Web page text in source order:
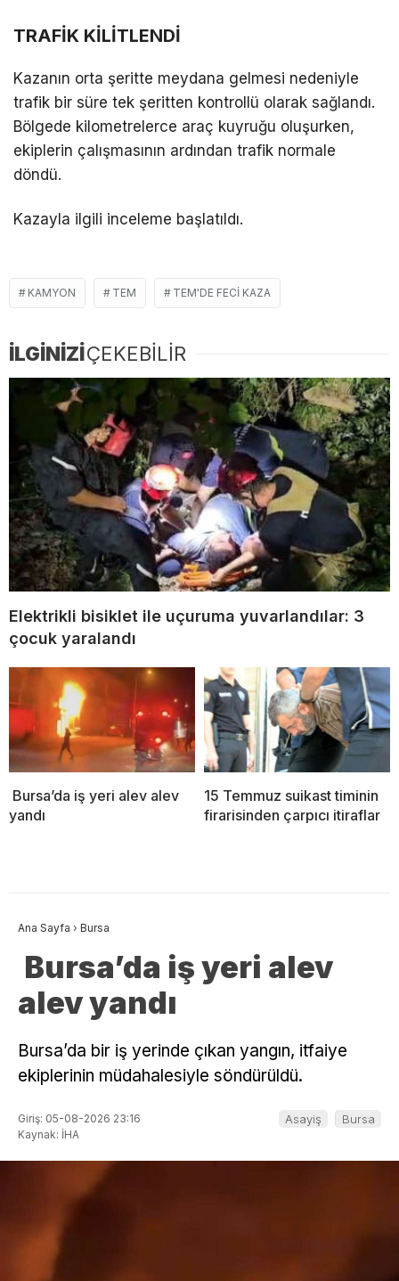
TRAFİK KİLİTLENDİ
Kazanın orta şeritte meydana gelmesi nedeniyle
trafik bir süre tek şeritten kontrollü olarak sağlandı.
Bölgede kilometrelerce araç kuyruğu oluşurken,
ekiplerin çalışmasının ardından trafik normale
döndü.
Kazayla ilgili inceleme başlatıldı.
KAMYON TEM TEM'DE FECI KAZA
İLGİNİZİÇEKEBİLİR
Elektrikli bisiklet ile uçuruma yuvarlandılar: 3
çocuk yaralandı
Bursa’da iş yeri alev alev
yandı
15 Temmuz suikast timinin
firarisinden çarpıcı itiraflar
Ana Sayfa › Bursa
Bursa’da iş yeri alev
alev yandı
Bursa’da bir iş yerinde çıkan yangın, itfaiye
ekiplerinin müdahalesiyle söndürüldü.
Giriş: 05-08-2026 23:16
Kaynak: İHA
Asayiş Bursa